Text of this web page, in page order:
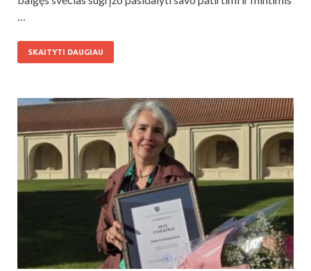
…
SKAITYTI DAUGIAU